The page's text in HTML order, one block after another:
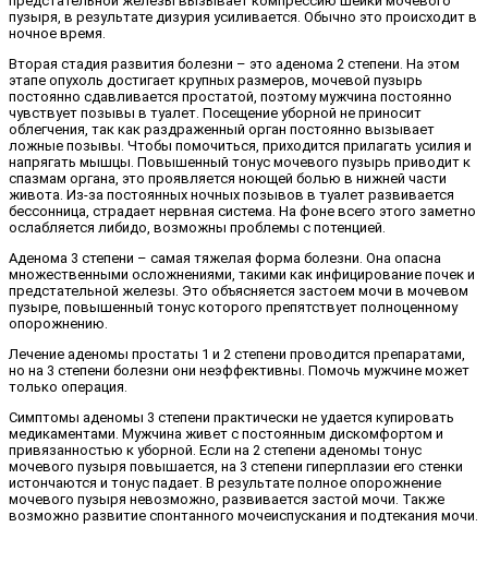
пузыря, в результате дизурия усиливается. Обычно это происходит в
ночное время.
Вторая стадия развития болезни – это аденома 2 степени. На этом
этапе опухоль достигает крупных размеров, мочевой пузырь
постоянно сдавливается простатой, поэтому мужчина постоянно
чувствует позывы в туалет. Посещение уборной не приносит
облегчения, так как раздраженный орган постоянно вызывает
ложные позывы. Чтобы помочиться, приходится прилагать усилия и
напрягать мышцы. Повышенный тонус мочевого пузырь приводит к
спазмам органа, это проявляется ноющей болью в нижней части
живота. Из-за постоянных ночных позывов в туалет развивается
бессонница, страдает нервная система. На фоне всего этого заметно
ослабляется либидо, возможны проблемы с потенцией.
Аденома 3 степени – самая тяжелая форма болезни. Она опасна
множественными осложнениями, такими как инфицирование почек и
предстательной железы. Это объясняется застоем мочи в мочевом
пузыре, повышенный тонус которого препятствует полноценному
опорожнению.
Лечение аденомы простаты 1 и 2 степени проводится препаратами,
но на 3 степени болезни они неэффективны. Помочь мужчине может
только операция.
Симптомы аденомы 3 степени практически не удается купировать
медикаментами. Мужчина живет с постоянным дискомфортом и
привязанностью к уборной. Если на 2 степени аденомы тонус
мочевого пузыря повышается, на 3 степени гиперплазии его стенки
истончаются и тонус падает. В результате полное опорожнение
мочевого пузыря невозможно, развивается застой мочи. Также
возможно развитие спонтанного мочеиспускания и подтекания мочи.